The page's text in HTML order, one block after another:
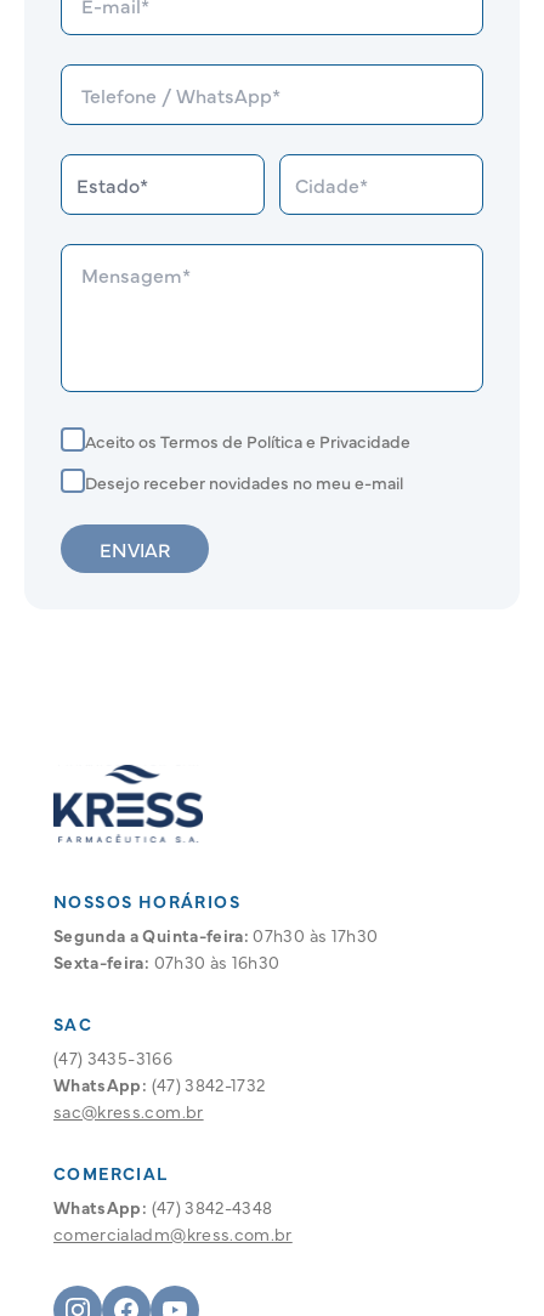
Aceito os Termos de Política e Privacidade
Desejo receber novidades no meu e-mail
ENVIAR
NOSSOS HORÁRIOS
Segunda a Quinta-feira: 07h30 às 17h30
Sexta-feira: 07h30 às 16h30
SAC
(47) 3435-3166
WhatsApp: (47) 3842-1732
sac@kress.com.br
COMERCIAL
WhatsApp: (47) 3842-4348
comercialadm@kress.com.br